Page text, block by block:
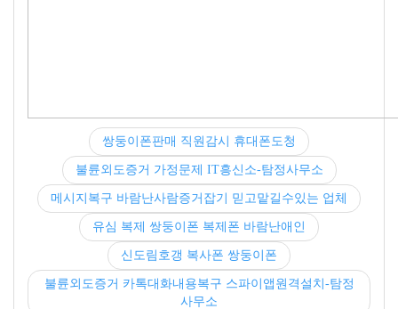
쌍둥이폰판매 직원감시 휴대폰도청
불륜외도증거 가정문제 IT흥신소-탐정사무소
메시지복구 바람난사람증거잡기 믿고맡길수있는 업체
유심 복제 쌍둥이폰 복제폰 바람난애인
신도림호갱 복사폰 쌍둥이폰
불륜외도증거 카톡대화내용복구 스파이앱원격설치-탐정
사무소